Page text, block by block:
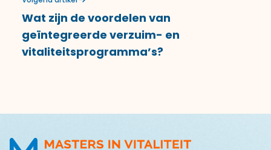
Wat zijn de voordelen van
geïntegreerde verzuim- en
vitaliteitsprogramma’s?